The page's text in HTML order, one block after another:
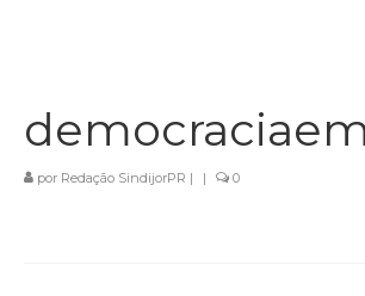
por Redação SindijorPR | | 0